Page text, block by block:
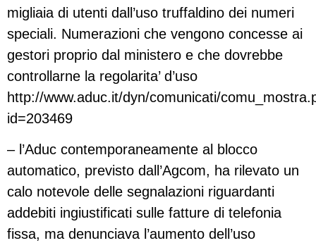
migliaia di utenti dall’uso truffaldino dei numeri
speciali. Numerazioni che vengono concesse ai
gestori proprio dal ministero e che dovrebbe
controllarne la regolarita’ d’uso
http://www.aduc.it/dyn/comunicati/
id=203469
– l’Aduc contemporaneamente al blocco
automatico, previsto dall’Agcom, ha rilevato un
calo notevole delle segnalazioni riguardanti
addebiti ingiustificati sulle fatture di telefonia
fissa, ma denunciava l’aumento dell’uso